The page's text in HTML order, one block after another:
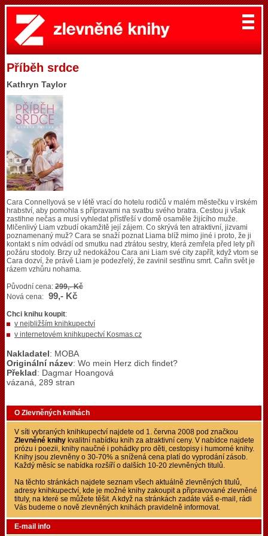
Příběh srdce
Kathryn Taylor
Cara Connellyová se v létě vrací do hotelu rodičů v malém městečku v irském
hrabství, aby pomohla s přípravami na svatbu svého bratra. Cestou ji však
zastihne nečas a musí vyhledat přístřeší v domě osaměle žijícího muže.
Mlčenlivý Liam vzbudí okamžitě její zájem. Co skrývá ten atraktivní, jizvami
poznamenaný muž? Cara se snaží poznat Liama blíž mimo jiné i proto, že ji
kontakt s ním odvádí od smutku nad ztrátou sestry, která zemřela před lety při
požáru stodoly. Brzy už nedokážou Cara ani Liam své city zapřít, když vtom se
Cara dozví, že právě Liam je podezřelý, že zavinil sestřinu smrt. Cařin svět je
rázem vzhůru nohama.
Původní cena: 299,- Kč
Nová cena: 99,- Kč
Chci knihu koupit:
v nejbližším knihkupectví
v internetovém knihkupectví Kosmas.cz
Nakladatel: MOBA
Originální název: Wo mein Herz dich findet?
Překlad: Dagmar Hoangová
vázaná, 289 stran
O Zlevněných knihách
V síti vybraných knihkupectví najdete od 1. června 2008 pod značkou
Zlevněné knihy kvalitní nabídku knih za atraktivní ceny. V nabídce najdete
prózu i poezii, knihy naučné i pohádky pro děti, cestopisy i humorné knihy.
Knihy jsou zlevněny o 30-70% a snížená cena platí do vyprodání zásob.
Každý měsíc se nabídka rozšíří o dalších 10-20 zlevněných titulů.
Na těchto stránkách najdete seznam všech aktuálně zlevněných titulů,
adresy knihkupectví, kde je možné knihy zakoupit a připravované zlevněné
tituly, na které se můžete těšit. A když na stránkách zadáte váš e-mail, rádi
Vás budeme o nově zlevněných knihách pravidelně informovat.
E-mail info